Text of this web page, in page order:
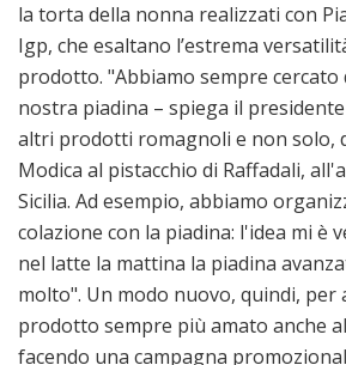
la torta della nonna realizzati con
Igp, che esaltano l’estrema
prodotto. "Abbiamo sempre cercato
nostra piadina – spiega il
altri prodotti romagnoli e non solo,
Modica al pistacchio di Raffadali,
Sicilia. Ad esempio, abbiamo
colazione con la piadina: l'idea mi è
nel latte la mattina la piadina
molto". Un modo nuovo, quindi, per
prodotto sempre più amato anche
facendo una campagna